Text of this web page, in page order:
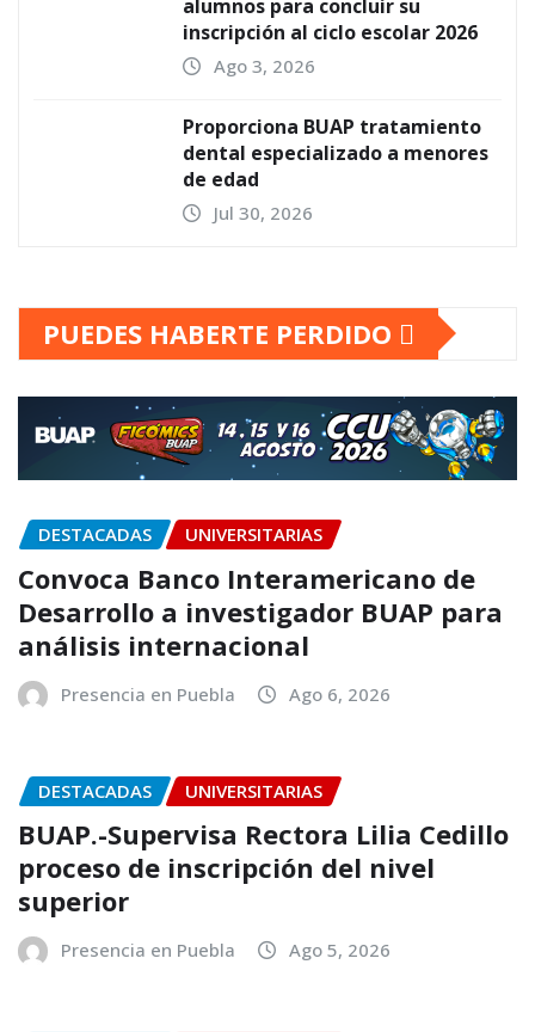
alumnos para concluir su
inscripción al ciclo escolar 2026
Ago 3, 2026
Proporciona BUAP tratamiento
dental especializado a menores
de edad
Jul 30, 2026
PUEDES HABERTE PERDIDO
DESTACADAS UNIVERSITARIAS
Convoca Banco Interamericano de
Desarrollo a investigador BUAP para
análisis internacional
Presencia en Puebla Ago 6, 2026
DESTACADAS UNIVERSITARIAS
BUAP.-Supervisa Rectora Lilia Cedillo
proceso de inscripción del nivel
superior
Presencia en Puebla Ago 5, 2026